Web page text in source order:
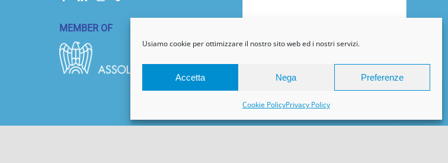
Usiamo cookie per ottimizzare il nostro sito web ed i nostri servizi.
Accetta Nega Preferenze
Cookie PolicyPrivacy Policy
MEMBER OF
Chatta con noi